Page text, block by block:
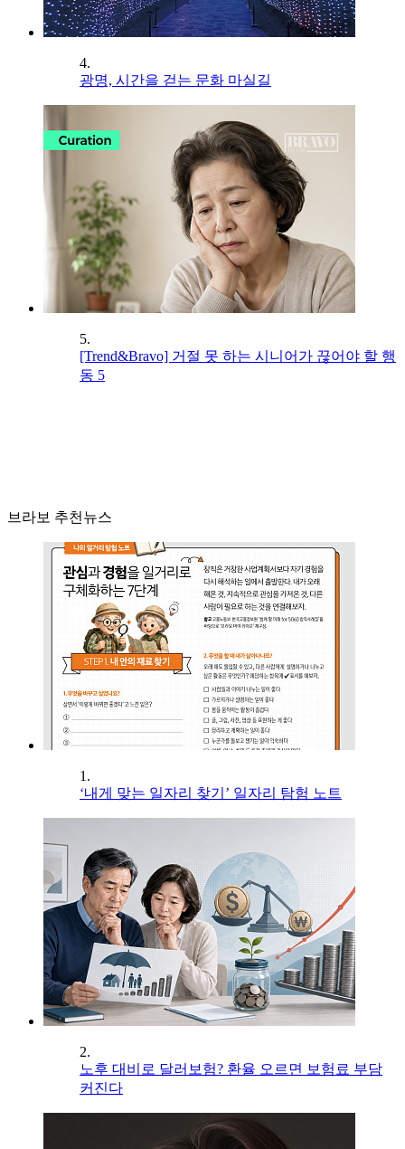
4.
광명, 시간을 걷는 문화 마실길
5.
[Trend&Bravo] 거절 못 하는 시니어가 끊어야 할 행
동 5
브라보 추천뉴스
1.
‘내게 맞는 일자리 찾기’ 일자리 탐험 노트
2.
노후 대비로 달러보험? 환율 오르면 보험료 부담
커진다